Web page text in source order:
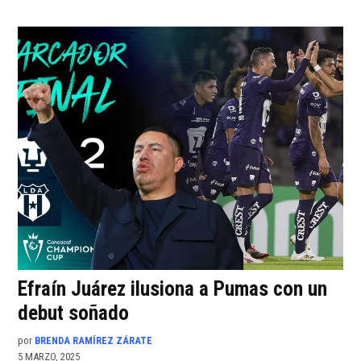
Efraín Juárez ilusiona a Pumas con un
debut soñado
por BRENDA RAMÍREZ ZÁRATE
5 MARZO, 2025